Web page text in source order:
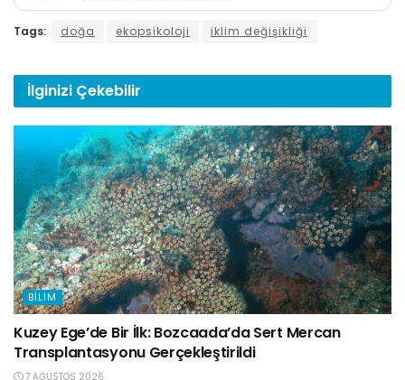
Tags: doğa ekopsikoloji iklim değişikliği
İlginizi Çekebilir
BILIM
Kuzey Ege’de Bir İlk: Bozcaada’da Sert Mercan
Transplantasyonu Gerçekleştirildi
7 AĞUSTOS 2026